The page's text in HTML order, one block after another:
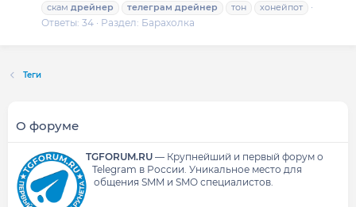
скам дрейнер телеграм дрейнер тон хонейпот
Ответы: 34 Раздел: Барахолка
Теги
О форуме
TGFORUM.RU— Крупнейший и первый форум о
Telegram в России. Уникальное место для
общения SMM и SMO специалистов.